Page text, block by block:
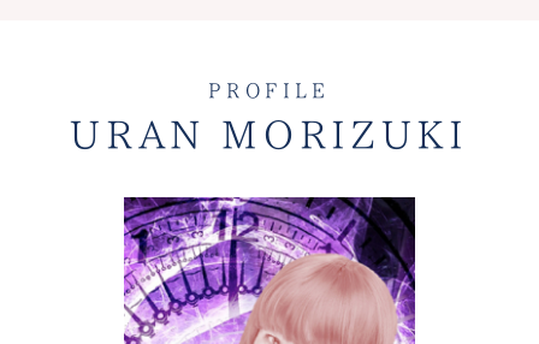
PROFILE
URAN MORIZUKI